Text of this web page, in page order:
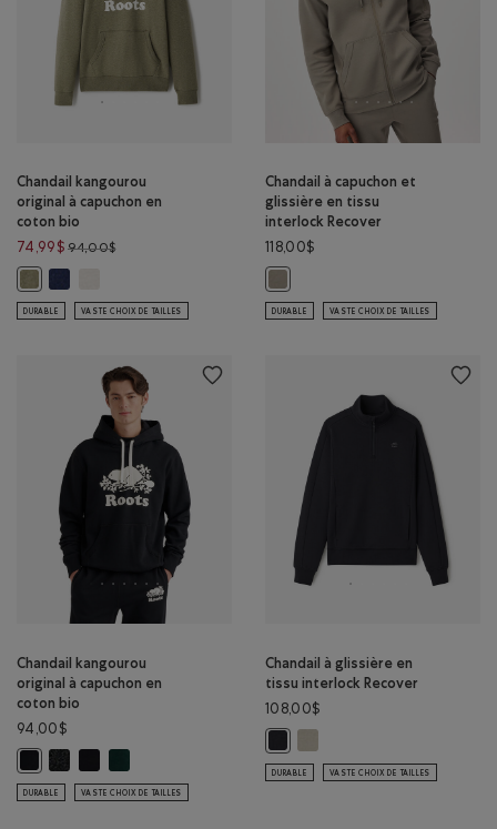
Chandail kangourou
original à capuchon en
coton bio
74,99$ 94,00$Prix réduit de 94,00$ à 74,99$
DURABLE VASTE CHOIX DE TAILLES
Chandail à capuchon et
glissière en tissu
interlock Recover
118,00$
DURABLE VASTE CHOIX DE TAILLES
Chandail kangourou
original à capuchon en
coton bio
94,00$
Chandail kangourou original à capuchon en coton bio: POIVRE
Chandail kangourou original à capuchon en coton bio: NOIR/
Chandail kangourou original à capuchon en coton bio:
DURABLE VASTE CHOIX DE TAILLES
Chandail à glissière en
tissu interlock Recover
108,00$
DURABLE VASTE CHOIX DE TAILLES